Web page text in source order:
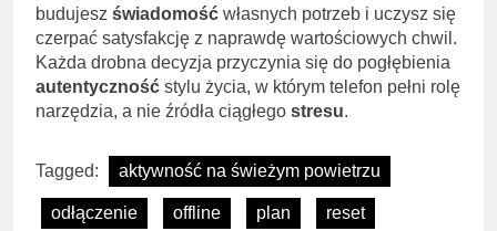
budujesz świadomość własnych potrzeb i uczysz się
czerpać satysfakcję z naprawdę wartościowych chwil.
Każda drobna decyzja przyczynia się do pogłębienia
autentyczność stylu życia, w którym telefon pełni rolę
narzędzia, a nie źródła ciągłego stresu.
Tagged: aktywność na świeżym powietrzu
odłączenie offline plan reset